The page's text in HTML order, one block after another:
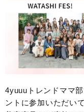
4yuuuトレンドママ
ントに参加いただい